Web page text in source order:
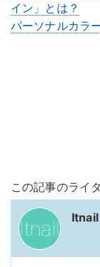
イン」とは？
パーソナルカラ
この記事のライ
Itnail